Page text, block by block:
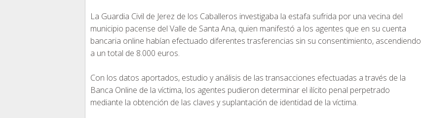
La Guardia Civil de Jerez de los Caballeros investigaba la estafa sufrida por una vecina del
municipio pacense del Valle de Santa Ana, quien manifestó a los agentes que en su cuenta
bancaria online habían efectuado diferentes trasferencias sin su consentimiento, ascendiendo
a un total de 8.000 euros.
Con los datos aportados, estudio y análisis de las transacciones efectuadas a través de la
Banca Online de la víctima, los agentes pudieron determinar el ilícito penal perpetrado
mediante la obtención de las claves y suplantación de identidad de la víctima.